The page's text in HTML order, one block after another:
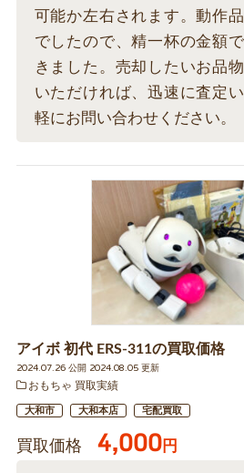
可能か左右されます。動作
でしたので、精一杯の金額
きました。売却したいお品
いただければ、迅速に査定
軽にお問い合わせください。
アイボ 初代 ERS-311の買取価格
2024.07.26 公開 2024.08.05 更新
おもちゃ 買取実績
大和市 大和本店 宅配買取
買取価格 4,000円